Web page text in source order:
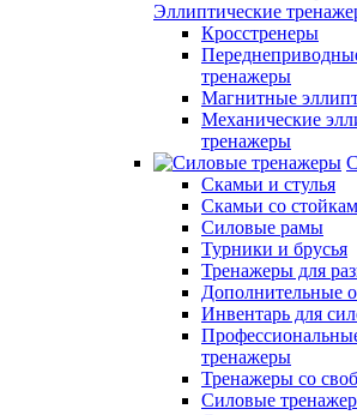
Эллиптические
Кросстренеры
тренажеры
Магнитные
Механические
тренажеры
Скамьи и стулья
Скамьи со
Силовые рамы
Турники и брусья
Тренажеры для
Дополнительные
Инвентарь для
тренажеры
Тренажеры со
Силовые